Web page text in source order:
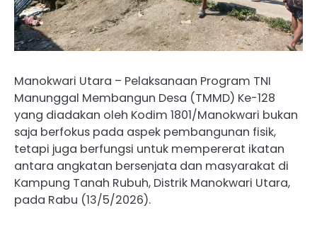
Manokwari Utara – Pelaksanaan Program TNI
Manunggal Membangun Desa (TMMD) Ke-128
yang diadakan oleh Kodim 1801/Manokwari bukan
saja berfokus pada aspek pembangunan fisik,
tetapi juga berfungsi untuk mempererat ikatan
antara angkatan bersenjata dan masyarakat di
Kampung Tanah Rubuh, Distrik Manokwari Utara,
pada Rabu (13/5/2026).